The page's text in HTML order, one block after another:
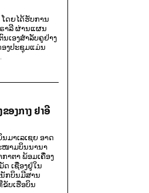
ດຍໄດ້ຮັບການ
າລີ ຜ່ານແຜນ
ເອງສຳລັບຄູຢ່າງ
ອງປະຊຸມແມ່ນ
ອງກາງ ຢາອີ
ມາເລເຊຍ ອາດ
ໜາມບິນນານາ
າຕາ ພ້ອມເຄື່ອງ
ດ ເຊື່ອງຢູ່ໃນ
ນັກບິນມີສານ
ບເຮືອບິນ